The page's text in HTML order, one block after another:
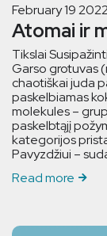
February 19
Atomai ir
Tikslai
Garso grotuvas
chaotiškai juda
paskelbiamas
molekules –
paskelbtąjį
kategorijos
Pavyzdžiui –
Read more